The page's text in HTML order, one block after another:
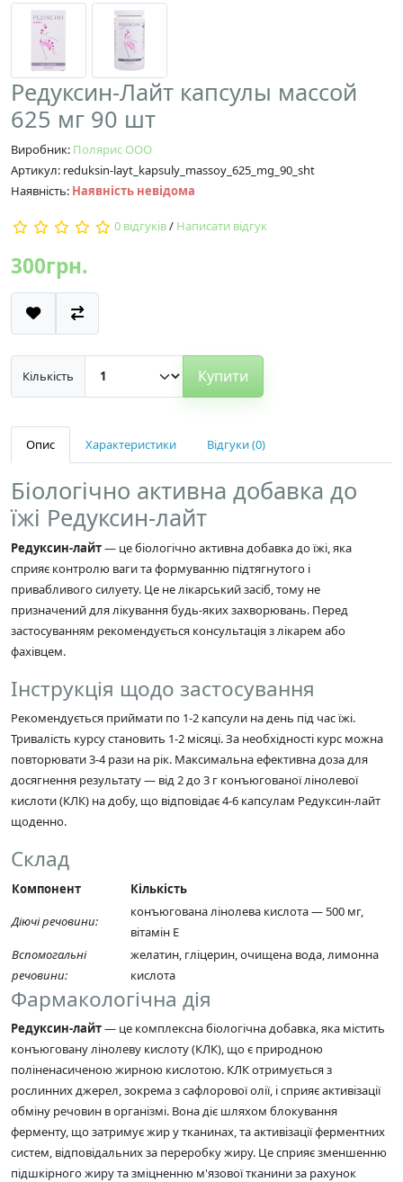
Редуксин-Лайт капсулы массой
625 мг 90 шт
Виробник: Полярис ООО
Артикул: reduksin-layt_kapsuly_massoy_625_mg_90_sht
Наявність: Наявність невідома
0 відгуків/ Написати відгук
300грн.
Кількість Купити
Опис Характеристики Відгуки (0)
Біологічно активна добавка до
їжі Редуксин-лайт
Редуксин-лайт— це біологічно активна добавка до їжі, яка
сприяє контролю ваги та формуванню підтягнутого і
привабливого силуету. Це не лікарський засіб, тому не
призначений для лікування будь-яких захворювань. Перед
застосуванням рекомендується консультація з лікарем або
фахівцем.
Інструкція щодо застосування
Рекомендується приймати по 1-2 капсули на день під час їжі.
Тривалість курсу становить 1-2 місяці. За необхідності курс можна
повторювати 3-4 рази на рік. Максимальна ефективна доза для
досягнення результату — від 2 до 3 г конъюгованої лінолевої
кислоти (КЛК) на добу, що відповідає 4-6 капсулам Редуксин-лайт
щоденно.
Склад
Компонент
Кількість
Діючі речовини:
конъюгована лінолева кислота — 500 мг,
вітамін Е
Вспомогальні
речовини:
желатин, гліцерин, очищена вода, лимонна
кислота
Фармакологічна дія
Редуксин-лайт— це комплексна біологічна добавка, яка містить
конъюговану лінолеву кислоту (КЛК), що є природною
поліненасиченою жирною кислотою. КЛК отримується з
рослинних джерел, зокрема з сафлорової олії, і сприяє активізації
обміну речовин в організмі. Вона діє шляхом блокування
ферменту, що затримує жир у тканинах, та активізації ферментних
систем, відповідальних за переробку жиру. Це сприяє зменшенню
підшкірного жиру та зміцненню м'язової тканини за рахунок